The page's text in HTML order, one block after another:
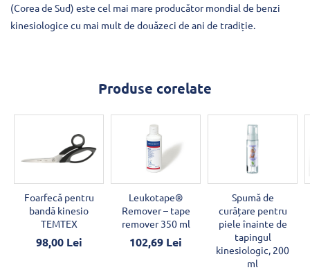
(Corea de Sud) este cel mai mare producător mondial de benzi
kinesiologice cu mai mult de douăzeci de ani de tradiție.
Produse corelate
Foarfecă pentru
bandă kinesio
TEMTEX
98,00 Lei
Leukotape®
Remover – tape
remover 350 ml
102,69 Lei
Spumă de
curățare pentru
piele înainte de
tapingul
kinesiologic, 200
ml